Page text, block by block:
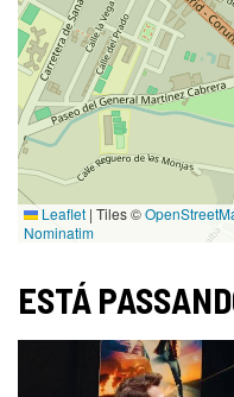
Leaflet | Tiles ©
Nominatim
ESTÁ